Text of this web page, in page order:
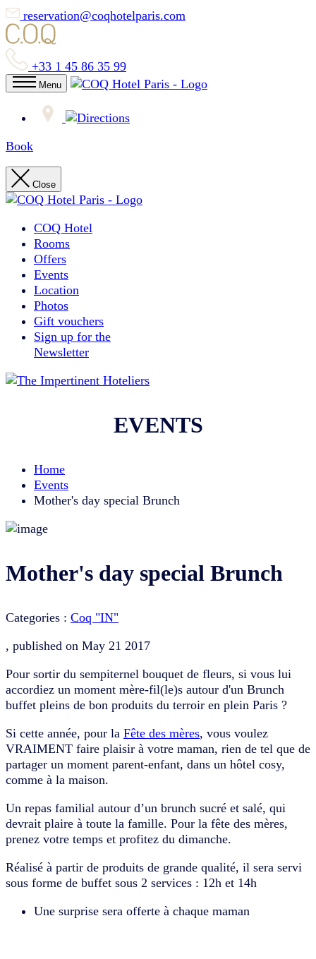
reservation@coqhotelparis.com
+33 1 45 86 35 99
Menu
Book
Close
COQ Hotel
Rooms
Offers
Events
Location
Photos
Gift vouchers
Sign up for the
Newsletter
EVENTS
Home
Events
Mother's day special Brunch
Mother's day special Brunch
Categories : Coq "IN"
, published on May 21 2017
Pour sortir du sempiternel bouquet de fleurs, si vous lui
accordiez un moment mère-fil(le)s autour d'un Brunch
buffet pleins de bon produits du terroir en plein Paris ?
Si cette année, pour la Fête des mères, vous voulez
VRAIMENT faire plaisir à votre maman, rien de tel que de
partager un moment parent-enfant, dans un hôtel cosy,
comme à la maison.
Un repas familial autour d’un brunch sucré et salé, qui
devrait plaire à toute la famille. Pour la fête des mères,
prenez votre temps et profitez du dimanche.
Réalisé à partir de produits de grande qualité, il sera servi
sous forme de buffet sous 2 services : 12h et 14h
Une surprise sera offerte à chaque maman